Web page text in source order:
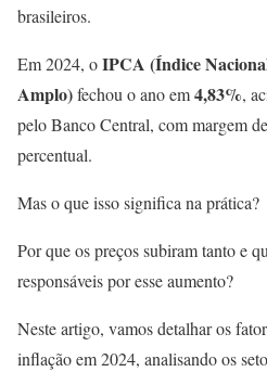
brasileiros.
Em 2024, oIPCA (Índice
Amplo)fechou o ano em4,83%,
pelo Banco Central, com margem
percentual.
Mas o que isso significa na prática?
Por que os preços subiram tanto e
responsáveis por esse aumento?
Neste artigo, vamos detalhar os
inflação em 2024, analisando os